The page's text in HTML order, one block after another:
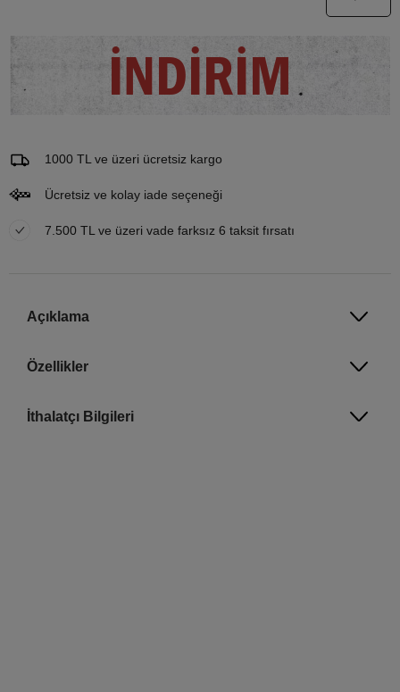
İNDİRİM
1000 TL ve üzeri ücretsiz kargo
Ücretsiz ve kolay iade seçeneği
7.500 TL ve üzeri vade farksız 6 taksit fırsatı
Açıklama
Özellikler
İthalatçı Bilgileri